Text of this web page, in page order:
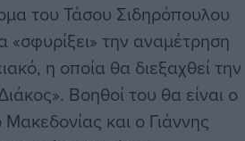
του Τάσου Σιδηρόπουλου
την αναμέτρηση
η οποία θα διεξαχθεί την
Βοηθοί του θα είναι ο
και ο Γιάννης